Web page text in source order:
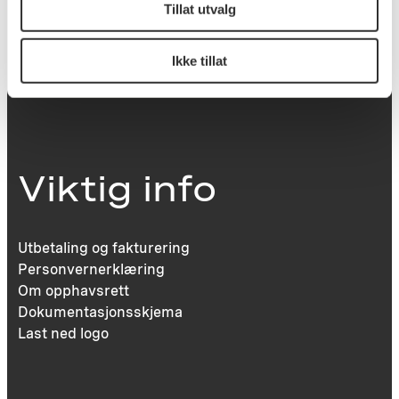
Tillat utvalg
Ikke tillat
Victoria Terrasse 11
Viktig info
Utbetaling og fakturering
Personvernerklæring
Om opphavsrett
Dokumentasjonsskjema
Last ned logo